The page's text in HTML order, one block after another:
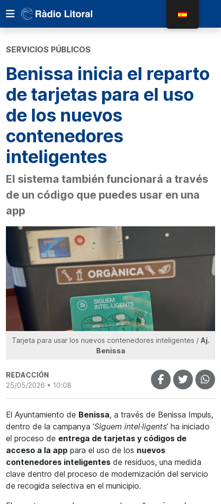
SERVICIOS PÚBLICOS
Benissa inicia el reparto
de tarjetas para el uso
de los nuevos
contenedores
inteligentes
El sistema también funcionará a través
de un código que puedes usar en una
app
Tarjeta para usar los nuevos contenedores inteligentes / Aj.
Benissa
REDACCIÓN
25/05/2026 • 10:08
El Ayuntamiento de Benissa, a través de Benissa Impuls,
dentro de la campanya ‘Siguem intel·ligents’ ha iniciado
el proceso de entrega de tarjetas y códigos de
acceso a la app para el uso de los nuevos
contenedores inteligentes de residuos, una medida
clave dentro del proceso de modernización del servicio
de recogida selectiva en el municipio.